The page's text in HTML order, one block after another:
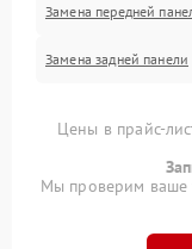
Замена передней
Замена задней панели
Цены в прайс-
Мы проверим ваше